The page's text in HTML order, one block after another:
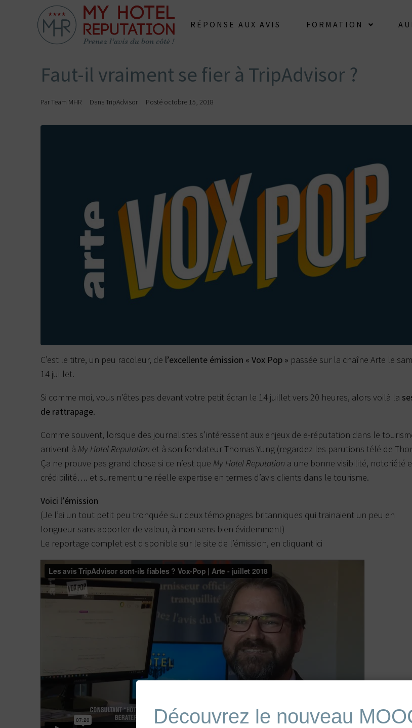
RÉPONSE AUX AVIS FORMATION
Faut-il vraiment se fier à TripAdvisor ?
ParTeam MHR DansTripAdvisor Posté octobre 15, 2018
C’est le titre, un peu racoleur, de l’excellente émission « Vox Pop » passée sur la chaîne Arte le
14 juillet.
Si comme moi, vous n’êtes pas devant votre petit écran le 14 juillet vers 20 heures, alors voilà la
de rattrapage.
Comme souvent, lorsque des journalistes s’intéressent aux enjeux de e-réputation dans le
arrivent à My Hotel Reputation et à son fondateur Thomas Yung (regardez les parutions télé de
Ça ne prouve pas grand chose si ce n’est que My Hotel Reputation a une bonne visibilité, notoriété
crédibilité…. et surement une réelle expertise en termes d’avis clients dans le tourisme.
Voici l’émission
(Je l’ai un tout petit peu tronquée sur deux témoignages britanniques qui trainaient un peu en
longueur sans apporter de valeur, à mon sens bien évidemment)
Le reportage complet est disponible sur le site de l’émission, en cliquant ici
Découvrez le nouveau